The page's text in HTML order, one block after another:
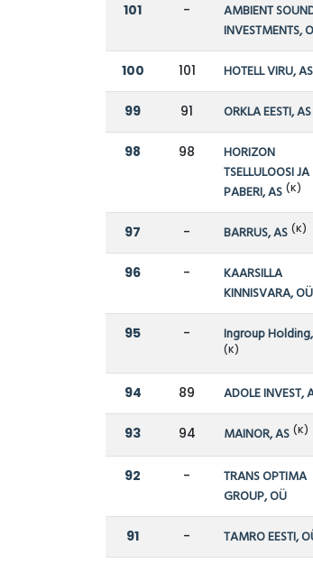
101 -
AMBIENT
INVESTMENTS,
100 101 HOTELL VIRU, AS
99 91 ORKLA EESTI, AS
98 98
HORIZON
TSELLULOOSI JA
PABERI, AS (K)
97 - BARRUS, AS (K)
96 -
KAARSILLA
KINNISVARA, OÜ
95 - Ingroup
(K)
94 89 ADOLE INVEST,
93 94 MAINOR, AS (K)
92 -
TRANS OPTIMA
GROUP, OÜ
91 - TAMRO EESTI,